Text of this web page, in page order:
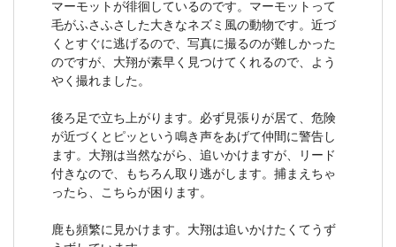
マーモットが徘徊しているのです。マーモットって
毛がふさふさした大きなネズミ風の動物です。近づ
くとすぐに逃げるので、写真に撮るのが難しかった
のですが、大翔が素早く見つけてくれるので、よう
やく撮れました。
後ろ足で立ち上がります。必ず見張りが居て、危険
が近づくとピッという鳴き声をあげて仲間に警告し
ます。大翔は当然ながら、追いかけますが、リード
付きなので、もちろん取り逃がします。捕まえちゃ
ったら、こちらが困ります。
鹿も頻繁に見かけます。大翔は追いかけたくてうず